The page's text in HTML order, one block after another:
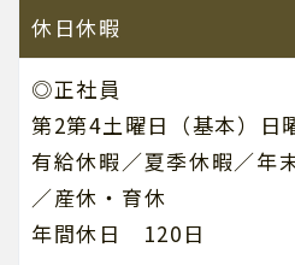
休日休暇
◎正社員
第2第4土曜日（基本）日
有給休暇／夏季休暇／年
／産休・育休
年間休日 120日